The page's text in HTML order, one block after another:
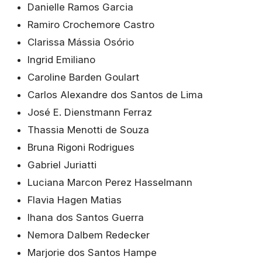
Danielle Ramos Garcia
Ramiro Crochemore Castro
Clarissa Mássia Osório
Ingrid Emiliano
Caroline Barden Goulart
Carlos Alexandre dos Santos de Lima
José E. Dienstmann Ferraz
Thassia Menotti de Souza
Bruna Rigoni Rodrigues
Gabriel Juriatti
Luciana Marcon Perez Hasselmann
Flavia Hagen Matias
Ihana dos Santos Guerra
Nemora Dalbem Redecker
Marjorie dos Santos Hampe